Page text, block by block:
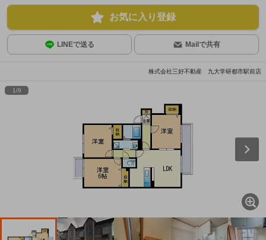
お気に入り登録
LINEで送る Mailで共有
株式会社三好不動産 九大学研都市駅前店
1/9